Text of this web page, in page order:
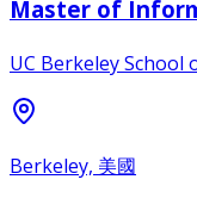
Master of
UC Berkeley
Berkeley, 美國